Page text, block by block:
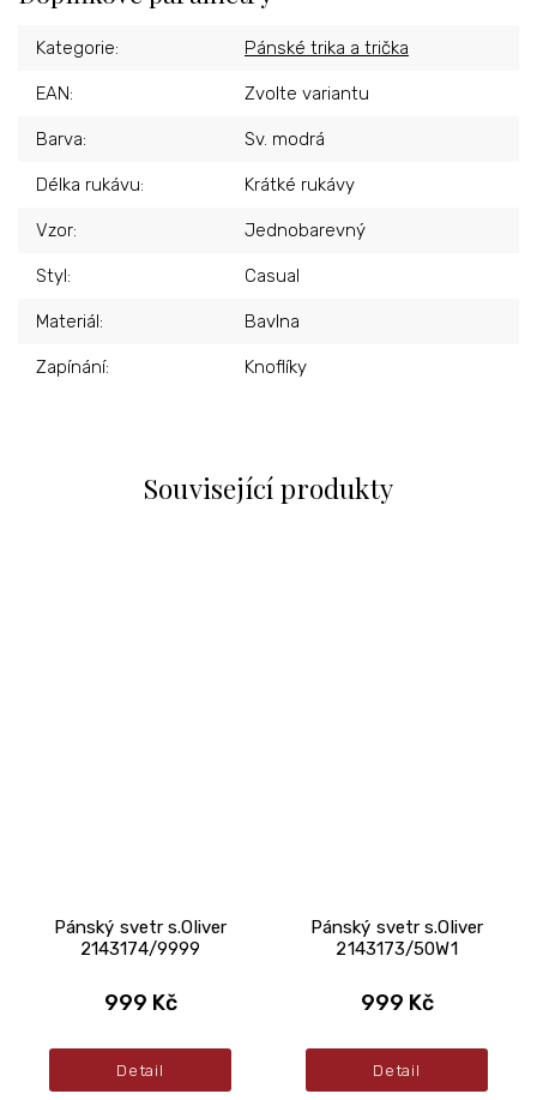
Související produkty
Pánský svetr s.Oliver
2143174/9999
999 Kč
Detail
Pánský svetr s.Oliver
2143173/50W1
999 Kč
Detail
Kategorie: Pánské trika a trička
EAN: Zvolte variantu
Barva: Sv. modrá
Délka rukávu: Krátké rukávy
Vzor: Jednobarevný
Styl: Casual
Materiál: Bavlna
Zapínání: Knoflíky